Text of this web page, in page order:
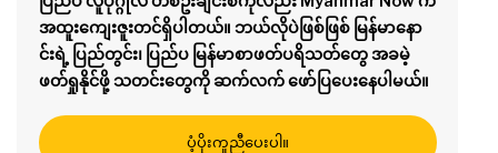
အထူးကျေးဇူးတင်ရှိပါတယ်။ ဘယ်လိုပဲဖြစ်ဖြစ် မြန်မာနော
င်းရဲ့ ပြည်တွင်း၊ ပြည်ပ မြန်မာစာဖတ်ပရိသတ်တွေ အခမဲ့
ဖတ်ရှုနိုင်ဖို့ သတင်းတွေကို ဆက်လက် ဖော်ပြပေးနေပါမယ်။
ပံ့ပိုးကူညီပေးပါ။